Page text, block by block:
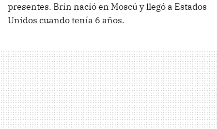
presentes. Brin nació en Moscú y llegó a Estados
Unidos cuando tenía 6 años.